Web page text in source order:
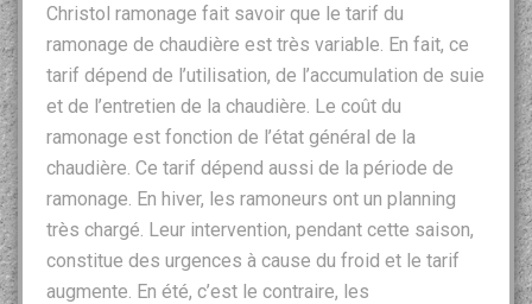
Christol ramonage fait savoir que le tarif du
ramonage de chaudière est très variable. En fait, ce
tarif dépend de l’utilisation, de l’accumulation de suie
et de l’entretien de la chaudière. Le coût du
ramonage est fonction de l’état général de la
chaudière. Ce tarif dépend aussi de la période de
ramonage. En hiver, les ramoneurs ont un planning
très chargé. Leur intervention, pendant cette saison,
constitue des urgences à cause du froid et le tarif
augmente. En été, c’est le contraire, les